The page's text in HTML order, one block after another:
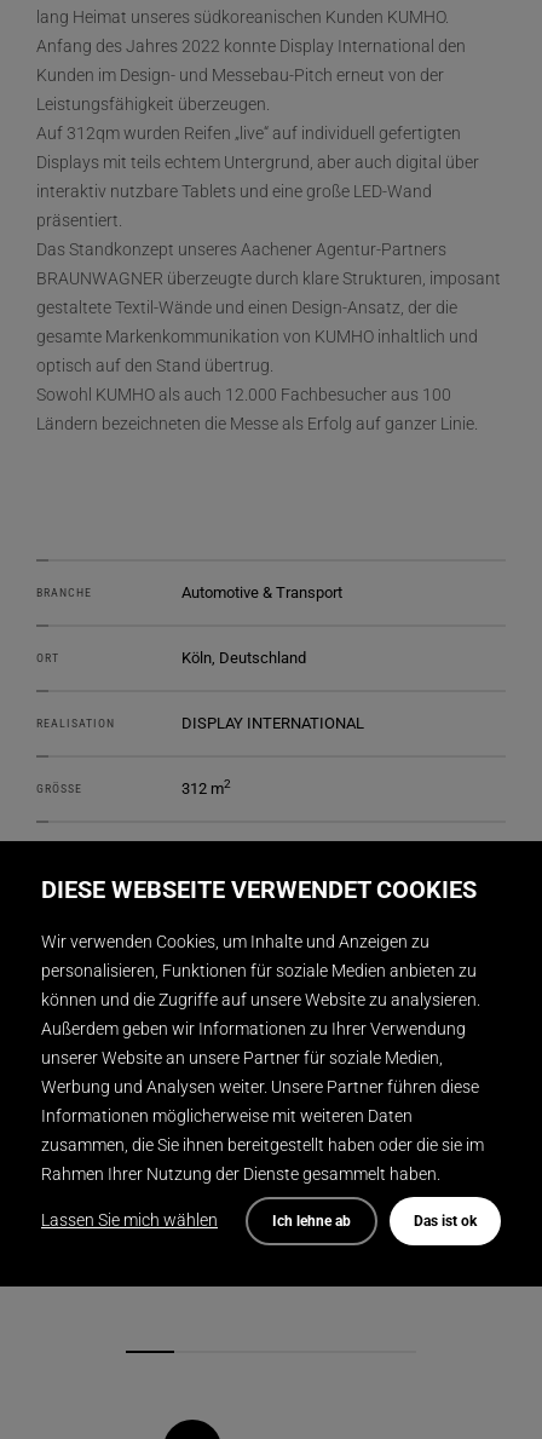
lang Heimat unseres südkoreanischen Kunden KUMHO.
Anfang des Jahres 2022 konnte Display International den
Kunden im Design- und Messebau-Pitch erneut von der
Leistungsfähigkeit überzeugen.
Auf 312qm wurden Reifen „live“ auf individuell gefertigten
Displays mit teils echtem Untergrund, aber auch digital über
interaktiv nutzbare Tablets und eine große LED-Wand
präsentiert.
Das Standkonzept unseres Aachener Agentur-Partners
BRAUNWAGNER überzeugte durch klare Strukturen, imposant
gestaltete Textil-Wände und einen Design-Ansatz, der die
gesamte Markenkommunikation von KUMHO inhaltlich und
optisch auf den Stand übertrug.
Sowohl KUMHO als auch 12.000 Fachbesucher aus 100
Ländern bezeichneten die Messe als Erfolg auf ganzer Linie.
BRANCHE Automotive & Transport
ORT Köln, Deutschland
REALISATION DISPLAY INTERNATIONAL
GRÖSSE 312 m2
DIESE WEBSEITE VERWENDET COOKIES
Wir verwenden Cookies, um Inhalte und Anzeigen zu
personalisieren, Funktionen für soziale Medien anbieten zu
können und die Zugriffe auf unsere Website zu analysieren.
Außerdem geben wir Informationen zu Ihrer Verwendung
unserer Website an unsere Partner für soziale Medien,
Werbung und Analysen weiter. Unsere Partner führen diese
Informationen möglicherweise mit weiteren Daten
zusammen, die Sie ihnen bereitgestellt haben oder die sie im
Rahmen Ihrer Nutzung der Dienste gesammelt haben.
Lassen Sie mich wählen Ich lehne ab Das ist ok